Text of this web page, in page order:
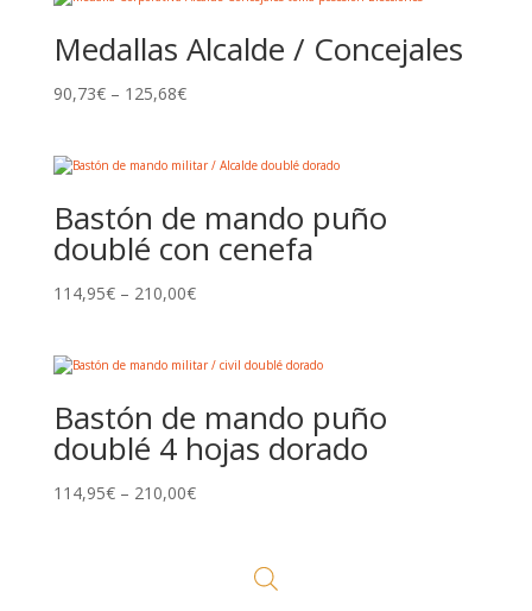
Medallas Alcalde / Concejales
90,73€– 125,68€
Bastón de mando puño
doublé con cenefa
114,95€– 210,00€
Bastón de mando puño
doublé 4 hojas dorado
114,95€– 210,00€